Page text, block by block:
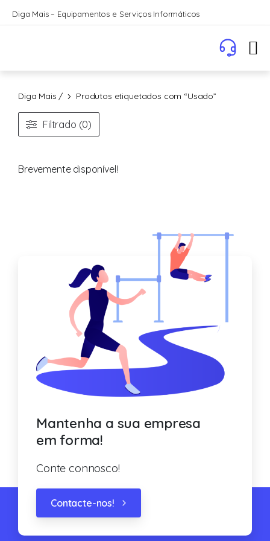
Diga Mais – Equipamentos e Serviços Informáticos
Diga Mais / Produtos etiquetados com “Usado”
Filtrado (0)
Brevemente disponível!
Mantenha a sua empresa
em forma!
Conte connosco!
Contacte-nos!